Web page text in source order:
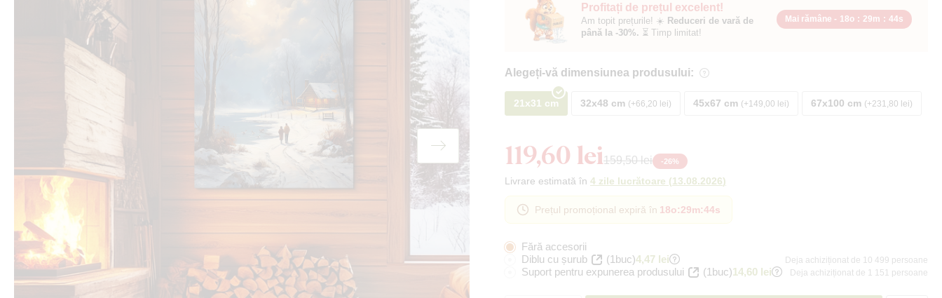
Profitați de prețul excelent!
Am topit prețurile! ☀️ Reduceri de vară de
până la -30%. ⏳ Timp limitat!
Mai rămâne - 18o : 29m : 43s
Alegeți-vă dimensiunea produsului:
21x31 cm 32x48 cm +66,20 lei 45x67 cm +149,00 lei 67x100 cm +231,80 lei
119,60 lei159,50 lei -26%
Livrare estimată în 4 zile lucrătoare (13.08.2026)
Prețul promoțional expiră în 18o:29m:43s
Fără accesorii
Diblu cu șurub
(1buc)4,47 lei Deja achiziționat de 10 499 persoane
Suport pentru expunerea produsului (1buc)14,60 lei Deja achiziționat de 1 151 persoane